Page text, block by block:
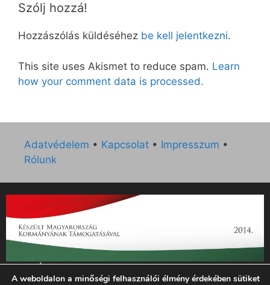
Szólj hozzá!
Hozzászólás küldéséhez be kell jelentkezni.
This site uses Akismet to reduce spam. Learn
how your comment data is processed.
Adatvédelem • Kapcsolat • Impresszum •
Rólunk
„Az Új Ember katolikus hetilap 2014. évi működésének
támogatását az EGYH-KCP-14-P-0121 sz. támogatási
A weboldalon a minőségi felhasználói élmény érdekében sütiket